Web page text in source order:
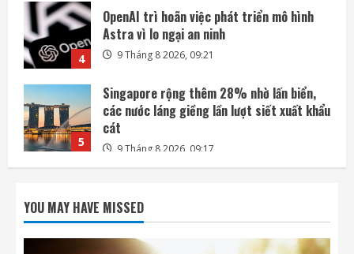
5
Singapore rộng thêm 28% nhờ lấn biển,
các nước láng giềng lần lượt siết xuất khẩu
cát
1
Mỡ bụng và thiếu vitamin D có thể tăng
gấp đôi nguy cơ tử vong sớm
9 Tháng 8 2026, 12:05
2
cho các tác nhân AI
9 Tháng 8 2026, 12:00
YOU MAY HAVE MISSED